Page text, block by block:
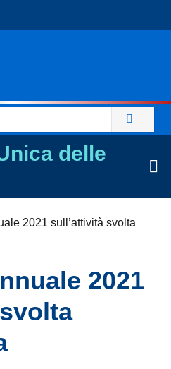
delle
2021 sull’attività svolta
2021